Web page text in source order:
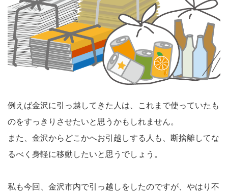
例えば金沢に引っ越してきた人は、これまで使っていたも
のをすっきりさせたいと思うかもしれません。
また、金沢からどこかへお引越しする人も、断捨離してな
るべく身軽に移動したいと思うでしょう。
私も今回、金沢市内で引っ越しをしたのですが、やはり不